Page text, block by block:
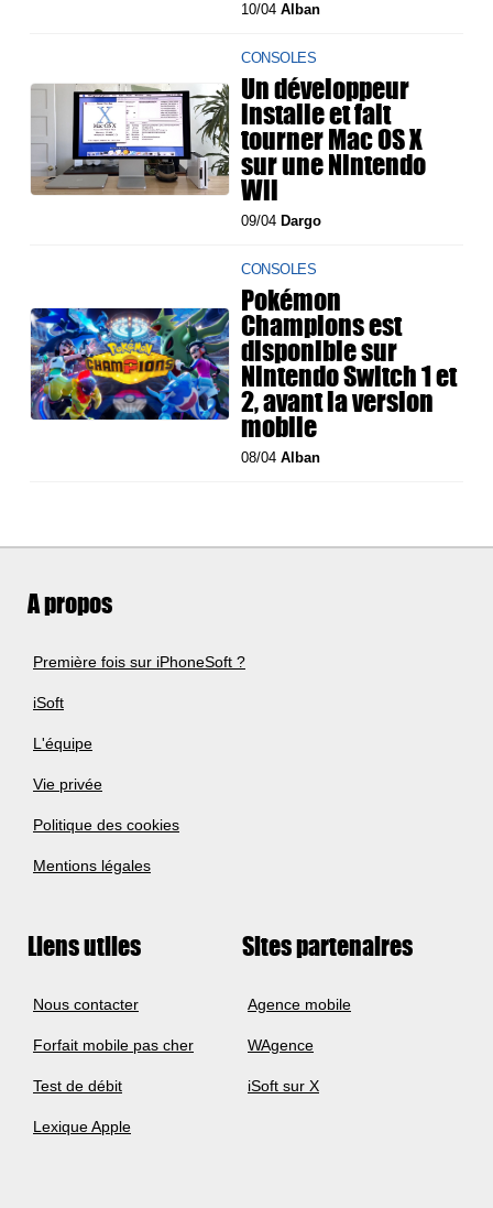
10/04Alban
CONSOLES
Un développeur
installe et fait
tourner Mac OS X
sur une Nintendo
Wii
09/04 Dargo
CONSOLES
Pokémon
Champions est
disponible sur
Nintendo Switch 1 et
2, avant la version
mobile
08/04Alban
A propos
Première fois sur iPhoneSoft ?
iSoft
L'équipe
Vie privée
Politique des cookies
Mentions légales
Liens utiles
Nous contacter
Forfait mobile pas cher
Test de débit
Lexique Apple
Sites partenaires
Agence mobile
WAgence
iSoft sur X